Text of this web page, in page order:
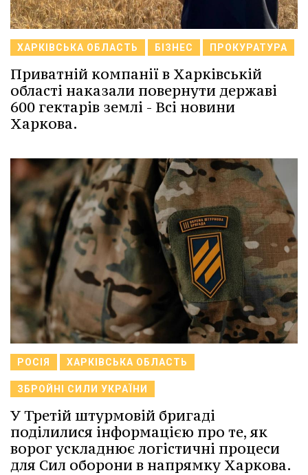
ХАРКІВСЬКА ОБЛАСТЬ БІЗНЕС ПРОКУРАТУРА
Приватній компанії в Харківській
області наказали повернути державі
600 гектарів землі - Всі новини
Харкова.
РОСІЯ ХАРКІВСЬКА ОБЛАСТЬ
ЗБРОЙНІ СИЛИ УКРАЇНИ
У Третій штурмовій бригаді
поділилися інформацією про те, як
ворог ускладнює логістичні процеси
для Сил оборони в напрямку Харкова.